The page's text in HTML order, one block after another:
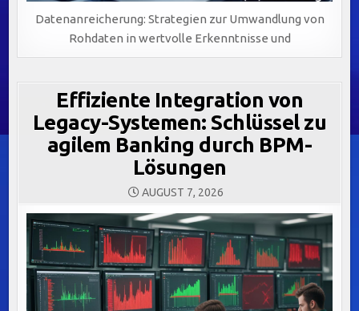
Datenanreicherung: Strategien zur Umwandlung von
Rohdaten in wertvolle Erkenntnisse und
Effiziente Integration von
Legacy-Systemen: Schlüssel zu
agilem Banking durch BPM-
Lösungen
AUGUST 7, 2026